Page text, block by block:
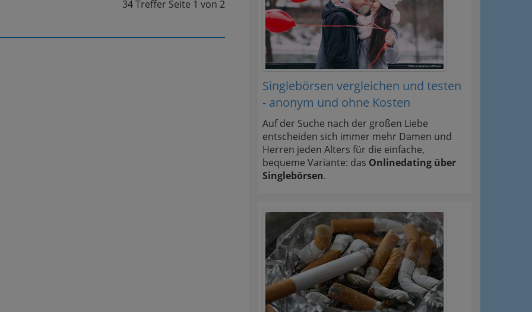
34 Treffer Seite 1 von 2
Singlebörsen vergleichen und testen
- anonym und ohne Kosten
Auf der Suche nach der großen Liebe
entscheiden sich immer mehr Damen und
Herren jeden Alters für die einfache,
bequeme Variante: das Onlinedating über
Singlebörsen.